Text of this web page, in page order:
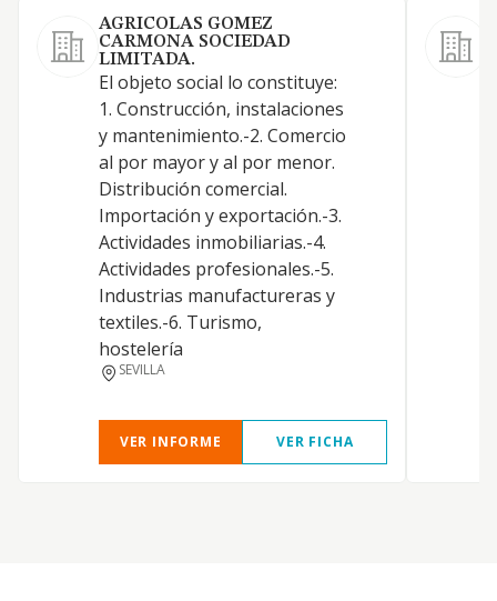
AGRICOLAS GOMEZ
CARMONA SOCIEDAD
LIMITADA.
El objeto social lo constituye:
1. Construcción, instalaciones
y mantenimiento.-2. Comercio
al por mayor y al por menor.
Distribución comercial.
Importación y exportación.-3.
Actividades inmobiliarias.-4.
Actividades profesionales.-5.
Industrias manufactureras y
textiles.-6. Turismo,
hostelería
SEVILLA
VER INFORME VER FICHA